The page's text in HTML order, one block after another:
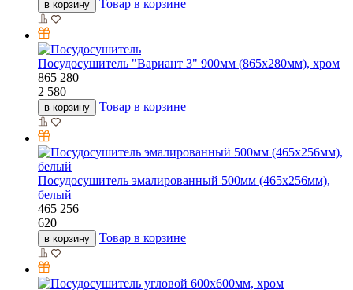
в корзину Товар в корзине
Посудосушитель "Вариант 3" 900мм (865х280мм), хром
865 280
2 580
в корзину Товар в корзине
Посудосушитель эмалированный 500мм (465х256мм),
белый
465 256
620
в корзину Товар в корзине